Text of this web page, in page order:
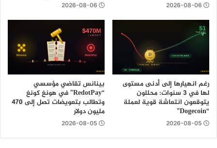
2026-08-06
2026-08-06
رغم انهيارها إلى أدنى مستوى
لها في 3 سنوات: محللون
يتوقعون انتعاشة قوية لعملة
“Dogecoin”
2026-08-05
بينانس تقاضي مؤسسي
“RedotPay” في هونغ كونغ
وتطالب بتعويضات تصل إلى 470
مليون دولار
2026-08-05